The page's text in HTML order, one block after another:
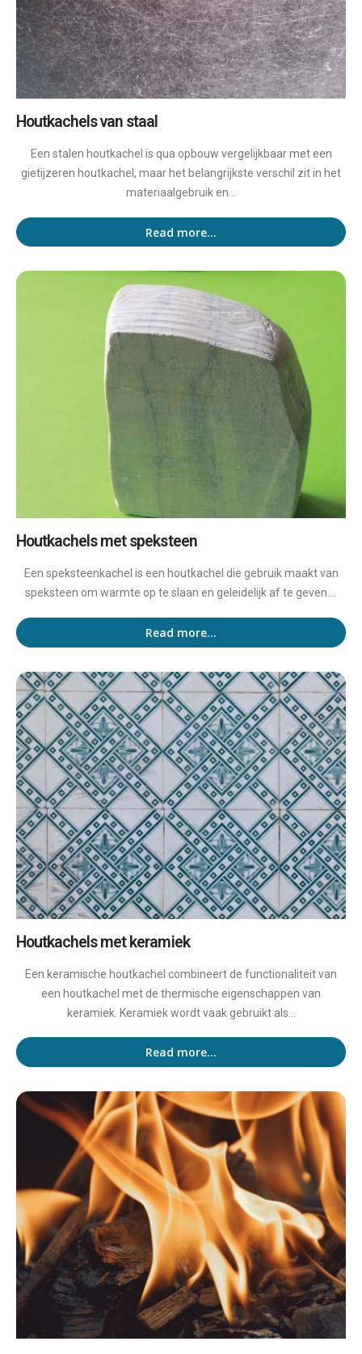
Houtkachels van staal
Een stalen houtkachel is qua opbouw vergelijkbaar met een
gietijzeren houtkachel, maar het belangrijkste verschil zit in het
materiaalgebruik en...
Read more...
Houtkachels met speksteen
Een speksteenkachel is een houtkachel die gebruik maakt van
speksteen om warmte op te slaan en geleidelijk af te geven....
Read more...
Houtkachels met keramiek
Een keramische houtkachel combineert de functionaliteit van
een houtkachel met de thermische eigenschappen van
keramiek. Keramiek wordt vaak gebruikt als...
Read more...